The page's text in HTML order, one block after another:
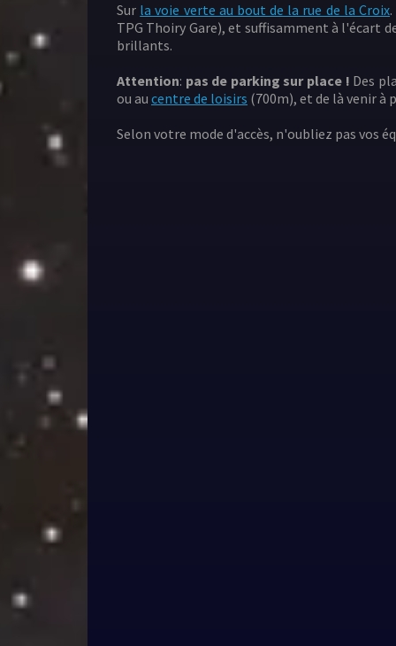
Sur la voie verte au bout de la rue de la Croix
TPG Thoiry Gare), et suffisamment à l'écart
brillants.
Attention: pas de parking sur place ! Des
ou au centre de loisirs (700m), et de là venir à
Selon votre mode d'accès, n'oubliez pas vos